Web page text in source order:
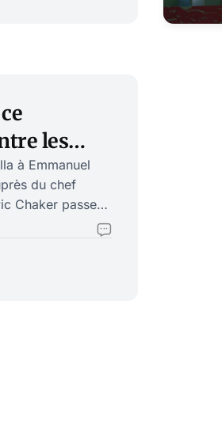
les
à Emmanuel
du chef
Chaker passe
intéressant
joue
Nous